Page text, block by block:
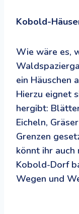
Kobold-
Wie wäre es,
ein Häuschen
Hierzu eignet
hergibt:
Eicheln,
Grenzen
könnt ihr auch
Kobold-Dorf
Wegen und